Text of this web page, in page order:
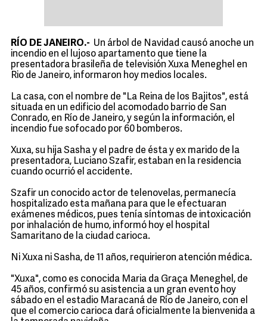
RÍO DE JANEIRO.- Un árbol de Navidad causó anoche un
incendio en el lujoso apartamento que tiene la
presentadora brasileña de televisión Xuxa Meneghel en
Rio de Janeiro, informaron hoy medios locales.
La casa, con el nombre de "La Reina de los Bajitos", está
situada en un edificio del acomodado barrio de San
Conrado, en Río de Janeiro, y según la información, el
incendio fue sofocado por 60 bomberos.
Xuxa, su hija Sasha y el padre de ésta y ex marido de la
presentadora, Luciano Szafir, estaban en la residencia
cuando ocurrió el accidente.
Szafir un conocido actor de telenovelas, permanecía
hospitalizado esta mañana para que le efectuaran
exámenes médicos, pues tenía síntomas de intoxicación
por inhalación de humo, informó hoy el hospital
Samaritano de la ciudad carioca.
Ni Xuxa ni Sasha, de 11 años, requirieron atención médica.
"Xuxa", como es conocida Maria da Graça Meneghel, de
45 años, confirmó su asistencia a un gran evento hoy
sábado en el estadio Maracaná de Río de Janeiro, con el
que el comercio carioca dará oficialmente la bienvenida a